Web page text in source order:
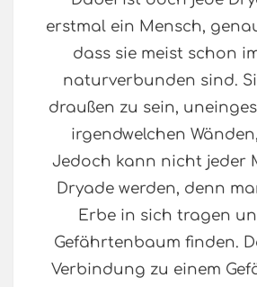
erstmal ein Mensch,
dass sie meist schon
naturverbunden sind.
draußen zu sein,
irgendwelchen
Jedoch kann nicht jeder
Dryade werden, denn
Erbe in sich tragen
Gefährtenbaum finden.
Verbindung zu einem